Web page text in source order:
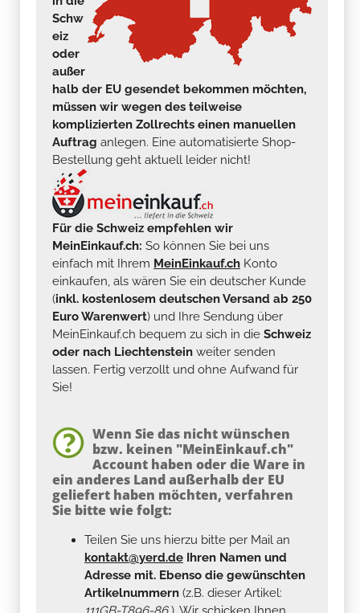
Schw
eiz
oder
außer
halb der EU gesendet bekommen möchten,
müssen wir wegen des teilweise
komplizierten Zollrechts einen manuellen
Auftrag anlegen. Eine automatisierte Shop-
Bestellung geht aktuell leider nicht!
Für die Schweiz empfehlen wir
MeinEinkauf.ch: So können Sie bei uns
einfach mit Ihrem MeinEinkauf.ch Konto
einkaufen, als wären Sie ein deutscher Kunde
(inkl. kostenlosem deutschen Versand ab 250
Euro Warenwert) und Ihre Sendung über
MeinEinkauf.ch bequem zu sich in die Schweiz
oder nach Liechtenstein weiter senden
lassen. Fertig verzollt und ohne Aufwand für
Sie!
Wenn Sie das nicht wünschen
bzw. keinen "MeinEinkauf.ch"
Account haben oder die Ware in
ein anderes Land außerhalb der EU
geliefert haben möchten, verfahren
Sie bitte wie folgt:
Teilen Sie uns hierzu bitte per Mail an
kontakt@yerd.de Ihren Namen und
Adresse mit. Ebenso die gewünschten
Artikelnummern (z.B. dieser Artikel: